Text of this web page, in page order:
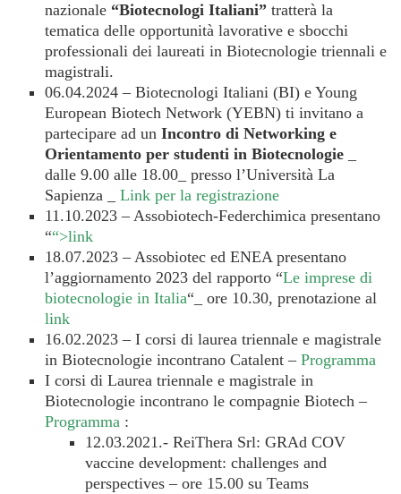
nazionale “Biotecnologi Italiani” tratterà la
tematica delle opportunità lavorative e sbocchi
professionali dei laureati in Biotecnologie triennali e
magistrali.
06.04.2024 – Biotecnologi Italiani (BI) e Young
European Biotech Network (YEBN) ti invitano a
partecipare ad un Incontro di Networking e
Orientamento per studenti in Biotecnologie
dalle 9.00 alle 18.00_ presso l’Università La
Sapienza _ Link per la registrazione
11.10.2023 – Assobiotech-Federchimica presentano
““>link
18.07.2023 – Assobiotec ed ENEA presentano
l’aggiornamento 2023 del rapporto “Le imprese di
biotecnologie in Italia“_ ore 10.30, prenotazione al
link
16.02.2023 – I corsi di laurea triennale e magistrale
in Biotecnologie incontrano Catalent – Programma
I corsi di Laurea triennale e magistrale in
Biotecnologie incontrano le compagnie Biotech –
Programma :
12.03.2021.- ReiThera Srl: GRAd COV
vaccine development: challenges and
perspectives – ore 15.00 su Teams